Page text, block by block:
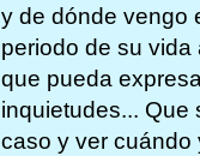
y de dónde vengo
periodo de su vida
que pueda
inquietudes... Que
caso y ver cuándo